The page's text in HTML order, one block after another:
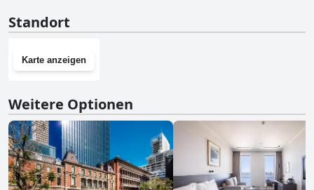
Standort
Karte anzeigen
Weitere Optionen